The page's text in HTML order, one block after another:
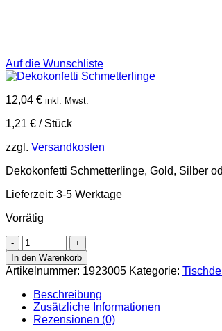
Auf die Wunschliste
12,04 € inkl. Mwst.
1,21 € / Stück
zzgl. Versandkosten
Dekokonfetti Schmetterlinge, Gold, Silber
Lieferzeit: 3-5 Werktage
Vorrätig
Dekokonfetti
Schmetterlinge
Menge
In den Warenkorb
Artikelnummer: 1923005 Kategorie:
Beschreibung
Zusätzliche Informationen
Rezensionen (0)